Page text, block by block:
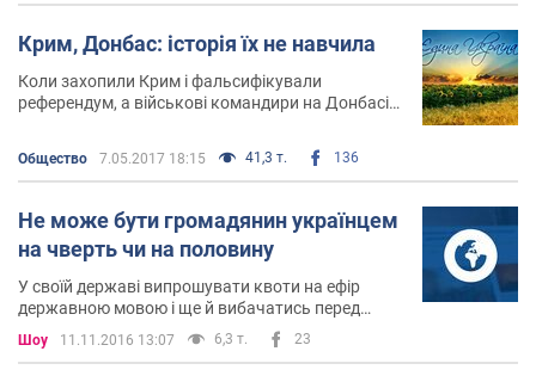
Крим, Донбас: історія їх не навчила
Коли захопили Крим і фальсифікували
референдум, а військові командири на Донбасі
війна з Росією, я пригадувала історію окупації
Галичини у 1939 році
Общество 7.05.2017 18:15 41,3 т. 136
Не може бути громадянин українцем
на чверть чи на половину
У своїй державі випрошувати квоти на ефір
державною мовою і ще й вибачатись перед
зрусифікованим населенням, яке не назвеш
громадянами,бо для громадян не існує такого
Шоу 11.11.2016 13:07 6,3 т. 23